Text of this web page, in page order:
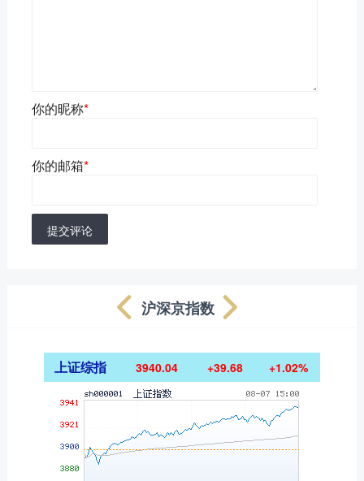
你的昵称*
你的邮箱*
提交评论
沪深京指数
上证综指 3940.04 +39.68 +1.02%